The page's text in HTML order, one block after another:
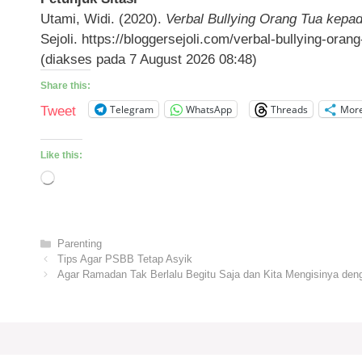
Utami, Widi. (2020). Verbal Bullying Orang Tua
Sejoli. https://bloggersejoli.com/verbal-bullying-
(diakses pada 7 August 2026 08:48)
Share this:
Tweet Telegram WhatsApp Threads
Like this:
Loading…
Categories
Parenting
Tips Agar PSBB Tetap Asyik
Agar Ramadan Tak Berlalu Begitu Saja dan Kita Mengisinya